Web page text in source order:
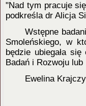
"Nad tym pracuje
podkreśla dr Alicja
Wstępne
Smoleńskiego, w
będzie ubiegała
Badań i Rozwoju
Ewelina